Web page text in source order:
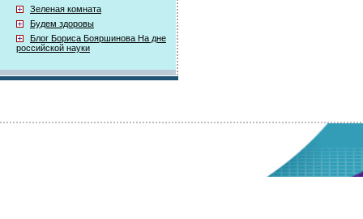
Зеленая комната
Будем здоровы
Блог Бориса Бояршинова На дне
российской науки